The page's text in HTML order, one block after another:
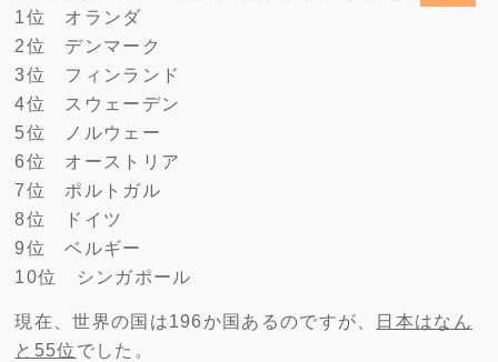
1位 オランダ
2位 デンマーク
3位 フィンランド
4位 スウェーデン
5位 ノルウェー
6位 オーストリア
7位 ポルトガル
8位 ドイツ
9位 ベルギー
10位 シンガポール
現在、世界の国は196か国あるのですが、
日本はなん
と55位 でした。